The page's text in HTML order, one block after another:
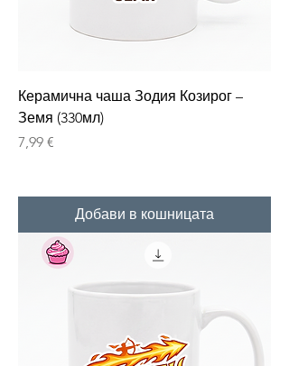
Керамична чаша Зодия Козирог –
Земя (330мл)
Цена
7,99 €
Добави в кошницата